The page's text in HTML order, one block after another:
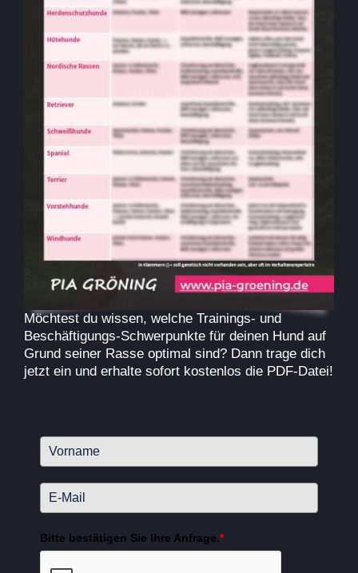
Möchtest du wissen, welche Trainings- und
Beschäftigungs-Schwerpunkte für deinen Hund auf
Grund seiner Rasse optimal sind? Dann trage dich
jetzt ein und erhalte sofort kostenlos die PDF-Datei!
Bitte bestätigen Sie Ihre Anfrage.*